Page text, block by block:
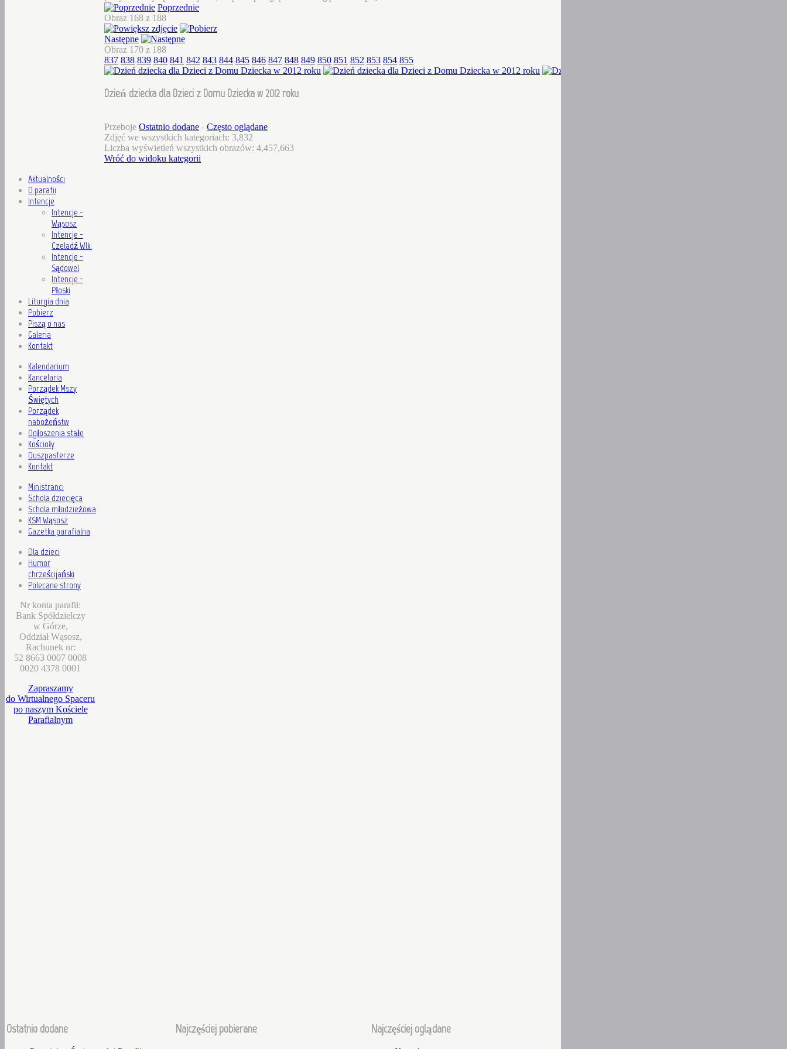
Poprzednie
Obraz 168 z 188
Następne
Obraz 170 z 188
837 838 839 840 841 842 843 844 845 846 847 848 849 850 851 852 853 854 855
Dzień dziecka dla Dzieci z Domu Dziecka w 2012 roku
Przeboje Ostatnio dodane - Często oglądane
Zdjęć we wszystkich kategoriach: 3,832
Liczba wyświetleń wszystkich obrazów: 4,457,663
Wróć do widoku kategorii
Aktualności
O parafii
Intencje
Intencje -
Wąsosz
Intencje -
Czeladź Wlk.
Intencje -
Sądowel
Intencje -
Płoski
Liturgia dnia
Pobierz
Piszą o nas
Galeria
Kontakt
Kalendarium
Kancelaria
Porządek Mszy
Świętych
Porządek
nabożeństw
Ogłoszenia stałe
Kościoły
Duszpasterze
Kontakt
Ministranci
Schola dziecięca
Schola młodzieżowa
KSM Wąsosz
Gazetka parafialna
Dla dzieci
Humor
chrześcijański
Polecane strony
Nr konta parafii:
Bank Spółdzielczy
w Górze,
Oddział Wąsosz,
Rachunek nr:
52 8663 0007 0008
0020 4378 0001
Zapraszamy
do Wirtualnego Spaceru
po naszym Kościele
Parafialnym
Ostatnio dodane Najczęściej pobierane Najczęściej oglądane